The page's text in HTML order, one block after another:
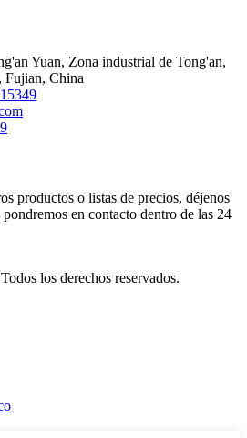
Yuan, Zona industrial de Tong'an,
Fujian, China
productos o listas de precios, déjenos
en contacto dentro de las 24
los derechos reservados.